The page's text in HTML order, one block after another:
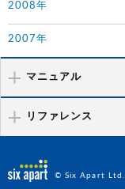
2008年
2007年
マニュアル
リファレンス
© Six Apart Ltd.